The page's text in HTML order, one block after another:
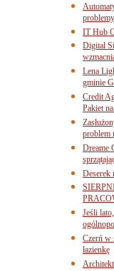
IT Hub
Digital
Lena
gminie
Credit
Pakiet
problem
Dreame
Deserek
Jeśli
Czerń w
łazienkę